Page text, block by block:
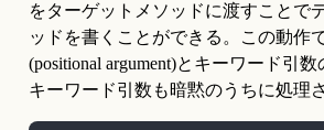
をターゲットメソッドに渡すことで
ッドを書くことができる。この動作
(positional argument)とキーワード引数
キーワード引数も暗黙のうちに処理